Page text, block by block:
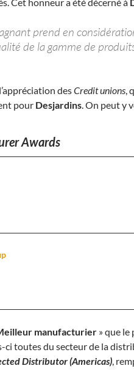
prend en
de la gamme de
desCredit unions,
pour Desjardins. On peut y
Awards
manufacturier » que le
ci toutes du secteur de la
Distributor (Americas),